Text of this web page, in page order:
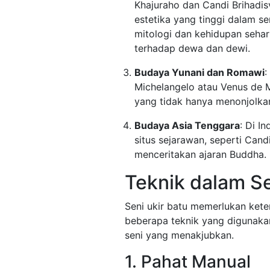
Khajuraho dan Candi
estetika yang tinggi dalam
mitologi dan kehidupan
terhadap dewa dan dewi.
Budaya Yunani dan Romawi:
Michelangelo atau Venus de
yang tidak hanya
Budaya Asia Tenggara: Di
situs sejarawan, seperti
menceritakan ajaran Buddha.
Teknik dalam
Seni ukir batu memerlukan
beberapa teknik yang
seni yang menakjubkan.
1. Pahat Manual